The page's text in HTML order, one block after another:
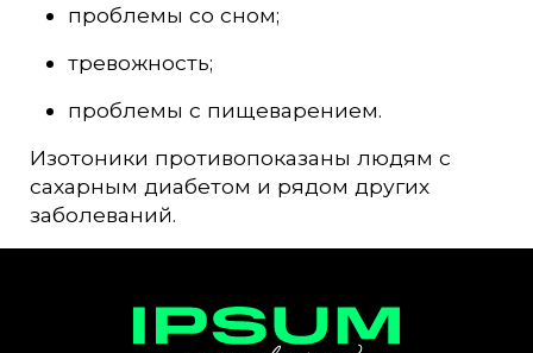
проблемы со сном;
тревожность;
проблемы с пищеварением.
Изотоники противопоказаны людям с
сахарным диабетом и рядом других
заболеваний.